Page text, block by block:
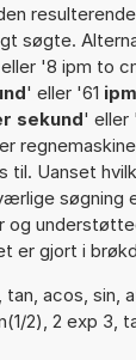
søgte.
'8 ipm to
' eller '61
sekund' eller
Uanset
søgning
er gjort i
acos, sin,
2), 2 exp 3,